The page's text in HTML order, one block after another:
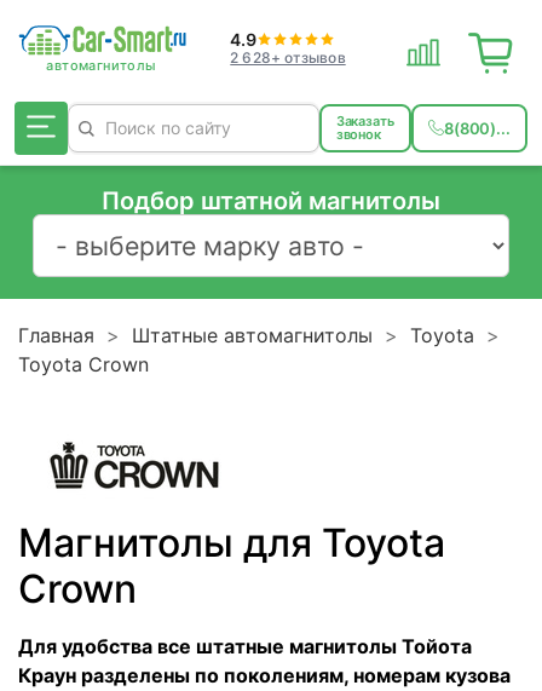
4.9
2 628+ отзывов
Заказать
звонок 8(800)...
Подбор штатной магнитолы
Главная Штатные автомагнитолы
Toyota
Toyota Crown
Магнитолы для Toyota
Crown
Для удобства все штатные магнитолы Тойота
Краун разделены по поколениям, номерам кузова